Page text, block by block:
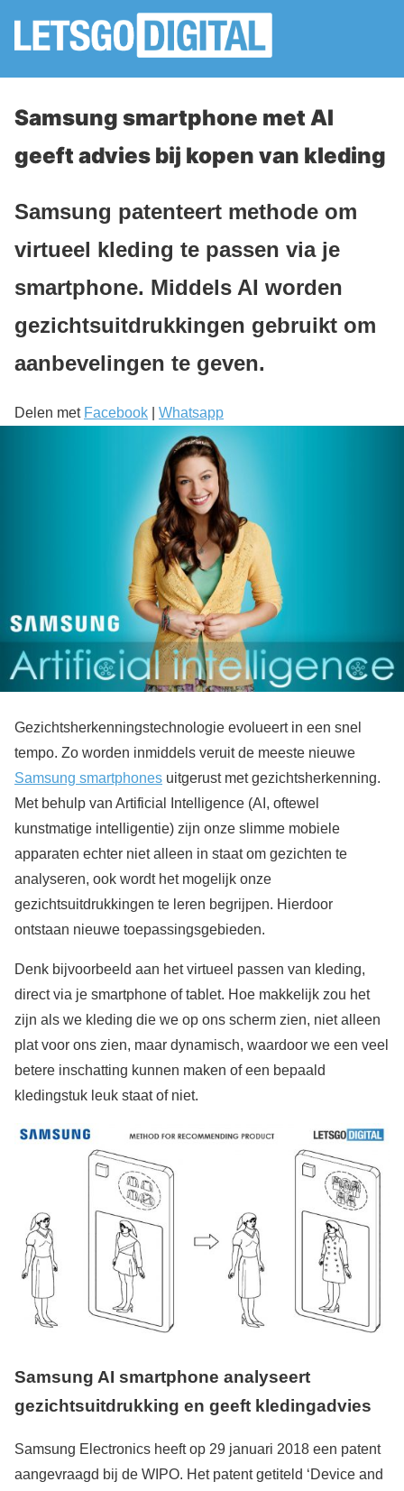
Samsung smartphone met AI
geeft advies bij kopen van kleding
Samsung patenteert methode om
virtueel kleding te passen via je
smartphone. Middels AI worden
gezichtsuitdrukkingen gebruikt om
aanbevelingen te geven.
Delen met Facebook Whatsapp
Gezichtsherkenningstechnologie evolueert in een snel
tempo. Zo worden inmiddels veruit de meeste nieuwe
Samsung smartphones uitgerust met gezichtsherkenning.
Met behulp van Artificial Intelligence (AI, oftewel
kunstmatige intelligentie) zijn onze slimme mobiele
apparaten echter niet alleen in staat om gezichten te
analyseren, ook wordt het mogelijk onze
gezichtsuitdrukkingen te leren begrijpen. Hierdoor
ontstaan nieuwe toepassingsgebieden.
Denk bijvoorbeeld aan het virtueel passen van kleding,
direct via je smartphone of tablet. Hoe makkelijk zou het
zijn als we kleding die we op ons scherm zien, niet alleen
plat voor ons zien, maar dynamisch, waardoor we een veel
betere inschatting kunnen maken of een bepaald
kledingstuk leuk staat of niet.
Samsung AI smartphone analyseert
gezichtsuitdrukking en geeft kledingadvies
Samsung Electronics heeft op 29 januari 2018 een patent
aangevraagd bij de WIPO. Het patent getiteld ‘Device and